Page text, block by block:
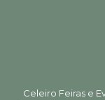
Celeiro Feiras e